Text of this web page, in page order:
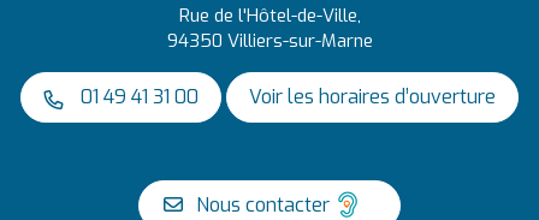
Rue de l'Hôtel-de-Ville,
94350 Villiers-sur-Marne
01 49 41 31 00 Voir les horaires d’ouverture
Nous contacter